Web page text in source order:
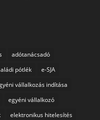
adótanácsadó
pótlék
e-SJA
vállalkozás indítása
egyéni vállalkozó
elektronikus hitelesítés